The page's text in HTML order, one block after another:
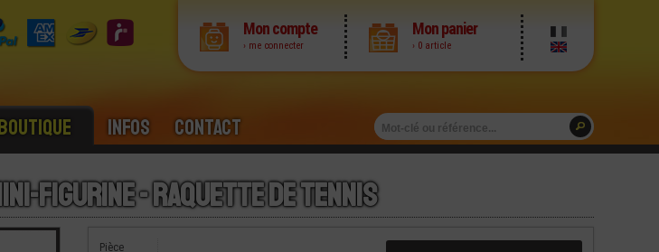
Mon compte
› me connecter
Mon panier
› 0 article
Infos Contact
Figurine - Raquette De Tennis
Pièce